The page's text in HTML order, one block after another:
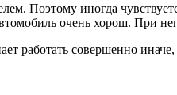
Поэтому иногда
очень хорош. При
работать совершенно